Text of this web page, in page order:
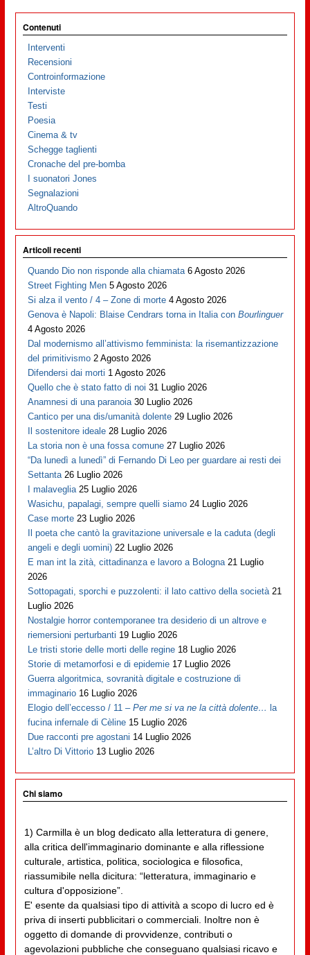
Contenuti
Interventi
Recensioni
Controinformazione
Interviste
Testi
Poesia
Cinema & tv
Schegge taglienti
Cronache del pre-bomba
I suonatori Jones
Segnalazioni
AltroQuando
Articoli recenti
Quando Dio non risponde alla chiamata 6 Agosto 2026
Street Fighting Men 5 Agosto 2026
Si alza il vento / 4 – Zone di morte 4 Agosto 2026
Genova è Napoli: Blaise Cendrars torna in Italia conBourlinguer
4 Agosto 2026
Dal modernismo all’attivismo femminista: la risemantizzazione
del primitivismo 2 Agosto 2026
Difendersi dai morti 1 Agosto 2026
Quello che è stato fatto di noi 31 Luglio 2026
Anamnesi di una paranoia 30 Luglio 2026
Cantico per una dis/umanità dolente 29 Luglio 2026
Il sostenitore ideale 28 Luglio 2026
La storia non è una fossa comune 27 Luglio 2026
“Da lunedì a lunedì” di Fernando Di Leo per guardare ai resti dei
Settanta 26 Luglio 2026
I malaveglia 25 Luglio 2026
Wasichu, papalagi, sempre quelli siamo 24 Luglio 2026
Case morte 23 Luglio 2026
Il poeta che cantò la gravitazione universale e la caduta (degli
angeli e degli uomini) 22 Luglio 2026
E man int la zità, cittadinanza e lavoro a Bologna 21 Luglio
2026
Sottopagati, sporchi e puzzolenti: il lato cattivo della società 21
Luglio 2026
Nostalgie horror contemporanee tra desiderio di un altrove e
riemersioni perturbanti 19 Luglio 2026
Le tristi storie delle morti delle regine 18 Luglio 2026
Storie di metamorfosi e di epidemie 17 Luglio 2026
Guerra algoritmica, sovranità digitale e costruzione di
immaginario 16 Luglio 2026
Elogio dell’eccesso / 11 –Per me si va ne la città dolente… la
fucina infernale di Cèline 15 Luglio 2026
Due racconti pre agostani 14 Luglio 2026
L’altro Di Vittorio 13 Luglio 2026
Chi siamo
1) Carmilla è un blog dedicato alla letteratura di genere,
alla critica dell'immaginario dominante e alla riflessione
culturale, artistica, politica, sociologica e filosofica,
riassumibile nella dicitura: “letteratura, immaginario e
cultura d'opposizione”.
E' esente da qualsiasi tipo di attività a scopo di lucro ed è
priva di inserti pubblicitari o commerciali. Inoltre non è
oggetto di domande di provvidenze, contributi o
agevolazioni pubbliche che conseguano qualsiasi ricavo e